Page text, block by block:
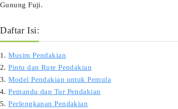
Gunung Fuji.
Daftar Isi:
1.Musim Pendakian
2.Pintu dan Rute Pendakian
3.Model Pendakian untuk Pemula
4.Pemandu dan Tur Pendakian
5.Perlengkapan Pendakian